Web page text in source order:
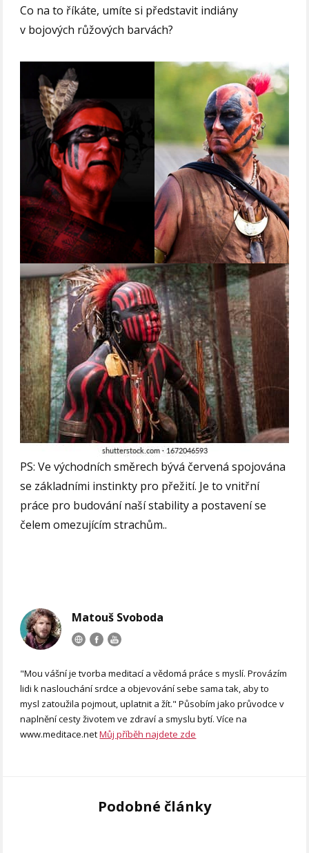
Co na to říkáte, umíte si představit indiány
v bojových růžových barvách?
PS: Ve východních směrech bývá červená spojována
se základními instinkty pro přežití. Je to vnitřní
práce pro budování naší stability a postavení se
čelem omezujícím strachům..
Matouš Svoboda
"Mou vášní je tvorba meditací a vědomá práce s myslí. Provázím
lidi k naslouchání srdce a objevování sebe sama tak, aby to
mysl zatoužila pojmout, uplatnit a žít." Působím jako průvodce v
naplnění cesty životem ve zdraví a smyslu bytí. Více na
www.meditace.netMůj příběh najdete zde
Podobné články